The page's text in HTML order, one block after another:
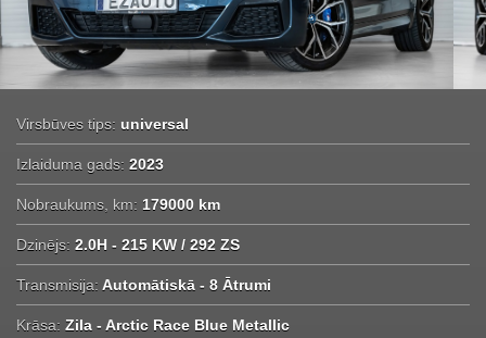
Virsbūves tips: universal
Izlaiduma gads: 2023
Nobraukums, km: 179000 km
Dzinējs: 2.0H - 215 KW / 292 ZS
Transmisija: Automātiskā - 8 Ātrumi
Krāsa: Zila - Arctic Race Blue Metallic